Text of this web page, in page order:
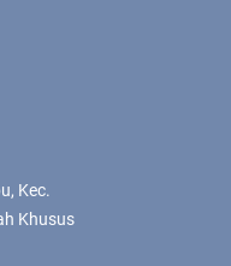
Kec.
Khusus